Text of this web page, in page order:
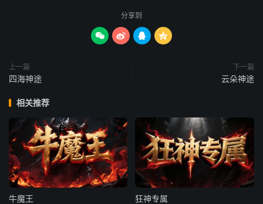
分享到
   
上一篇
四海神途
下一篇
云朵神途
相关推荐
牛魔王 狂神专属